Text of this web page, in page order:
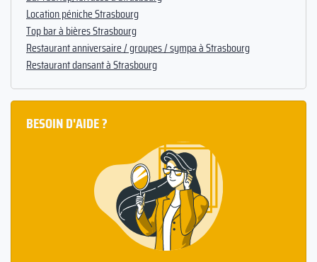
Location péniche Strasbourg
Top bar à bières Strasbourg
Restaurant anniversaire / groupes / sympa à Strasbourg
Restaurant dansant à Strasbourg
BESOIN D'AIDE ?